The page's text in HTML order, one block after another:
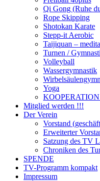
Qi Gong (Ruhe
Rope Skipping
Shotokan Karate
Stepp-it Aerobic
Taijiquan –
Turnen /
Volleyball
Wassergymnastik
Yoga
KOOPERATION
Mitglied werden !!!
Der Verein
Vorstand
Erweiterter
Satzung des TV
Chroniken des
SPENDE
TV-Programm kompakt
Impressum